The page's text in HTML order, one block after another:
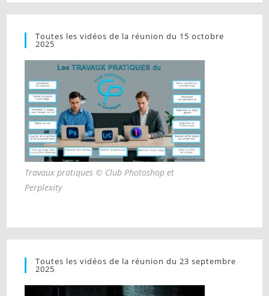
Toutes les vidéos de la réunion du 15 octobre
2025
Travaux pratiques © Club Photoshop et
Perplexity
Toutes les vidéos de la réunion du 23 septembre
2025